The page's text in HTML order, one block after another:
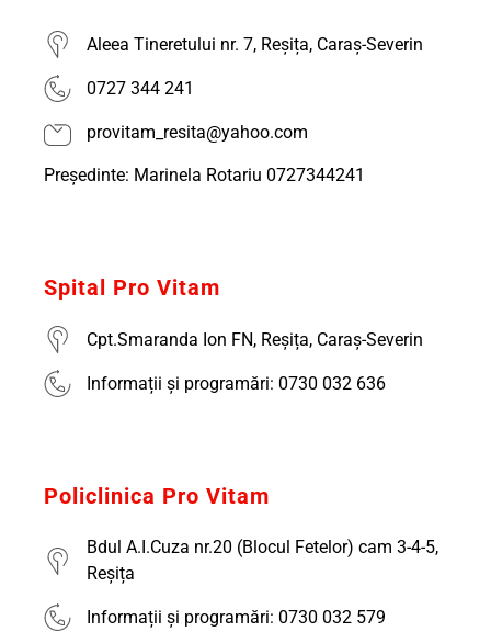
Aleea Tineretului nr. 7, Reșița, Caraș-Severin
0727 344 241
provitam_resita@yahoo.com
Președinte: Marinela Rotariu 0727344241
Spital Pro Vitam
Cpt.Smaranda Ion FN, Reșița, Caraș-Severin
Informații și programări: 0730 032 636
Policlinica Pro Vitam
Bdul A.I.Cuza nr.20 (Blocul Fetelor) cam 3-4-5,
Reșița
Informații și programări: 0730 032 579